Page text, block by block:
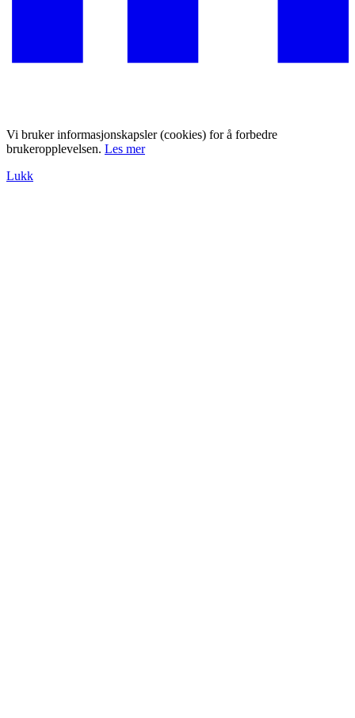
Vi bruker informasjonskapsler (cookies) for å forbedre
brukeropplevelsen. Les mer
Lukk